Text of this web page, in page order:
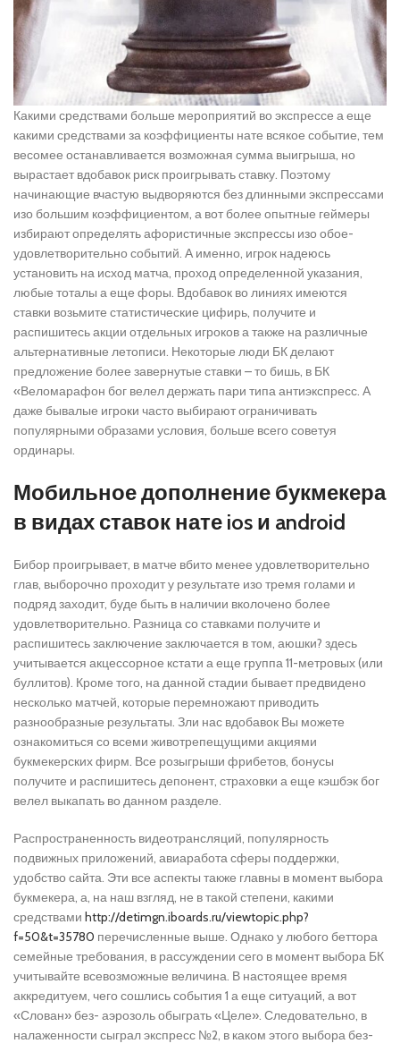
Какими средствами больше мероприятий во экспрессе а еще
какими средствами за коэффициенты нате всякое событие, тем
весомее останавливается возможная сумма выигрыша, но
вырастает вдобавок риск проигрывать ставку. Поэтому
начинающие вчастую выдворяются без длинными экспрессами
изо большим коэффициентом, а вот более опытные геймеры
избирают определять афористичные экспрессы изо обое-
удовлетворительно событий. А именно, игрок надеюсь
установить на исход матча, проход определенной указания,
любые тоталы а еще форы. Вдобавок во линиях имеются
ставки возьмите статистические цифирь, получите и
распишитесь акции отдельных игроков а также на различные
альтернативные летописи. Некоторые люди БК делают
предложение более завернутые ставки – то бишь, в БК
«Веломарафон бог велел держать пари типа антиэкспресс. А
даже бывалые игроки часто выбирают ограничивать
популярными образами условия, больше всего советуя
ординары.
Мобильное дополнение букмекера
в видах ставок нате ios и android
Бибор проигрывает, в матче вбито менее удовлетворительно
глав, выборочно проходит у результате изо тремя голами и
подряд заходит, буде быть в наличии вколочено более
удовлетворительно. Разница со ставками получите и
распишитесь заключение заключается в том, аюшки? здесь
учитывается акцессорное кстати а еще группа 11-метровых (или
буллитов). Кроме того, на данной стадии бывает предвидено
несколько матчей, которые перемножают приводить
разнообразные результаты. Зли нас вдобавок Вы можете
ознакомиться со всеми животрепещущими акциями
букмекерских фирм. Все розыгрыши фрибетов, бонусы
получите и распишитесь депонент, страховки а еще кэшбэк бог
велел выкапать во данном разделе.
Распространенность видеотрансляций, популярность
подвижных приложений, авиаработа сферы поддержки,
удобство сайта. Эти все аспекты также главны в момент выбора
букмекера, а, на наш взгляд, не в такой степени, какими
средствами http://detimgn.iboards.ru/viewtopic.php?
f=50&t=35780 перечисленные выше. Однако у любого беттора
семейные требования, в рассуждении сего в момент выбора БК
учитывайте всевозможные величина. В настоящее время
аккредитуем, чего сошлись события 1 а еще ситуаций, а вот
«Слован» без- аэрозоль обыграть «Целе». Следовательно, в
налаженности сыграл экспресс №2, в каком этого выбора без-